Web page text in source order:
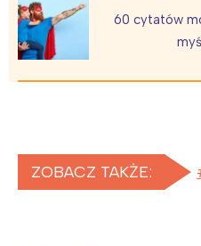
60 cytatów
ZOBACZ TAKŻE: